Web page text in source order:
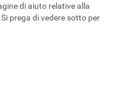
di aiuto relative alla
prega di vedere sotto per